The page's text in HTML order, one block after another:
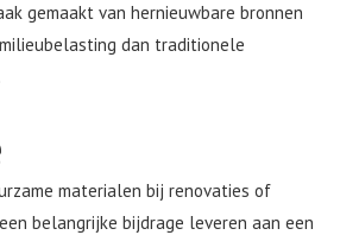
gemaakt van hernieuwbare bronnen
dan traditionele
materialen bij renovaties of
belangrijke bijdrage leveren aan een